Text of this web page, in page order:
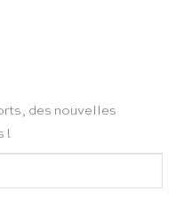
des nouvelles
!